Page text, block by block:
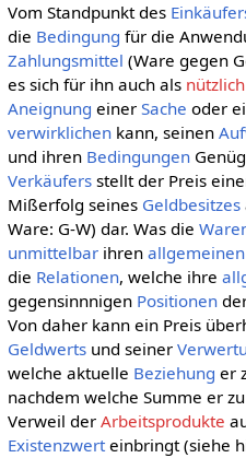
Vom Standpunkt des
die Bedingung für die
Zahlungsmittel (Ware gegen
es sich für ihn auch als nützlich
Aneignung einer Sache oder
verwirklichenkann, seinen
und ihren Bedingungen
Verkäufersstellt der Preis
Mißerfolg seines Geldbesitzes
Ware: G-W) dar. Was die
unmittelbarihren allgemeinen
die Relationen, welche ihre
gegensinnnigen Positionen
Von daher kann ein Preis
Geldwertsund seiner
welche aktuelle Beziehung er
nachdem welche Summe er
Verweil der Arbeitsprodukte
Existenzwerteinbringt (siehe